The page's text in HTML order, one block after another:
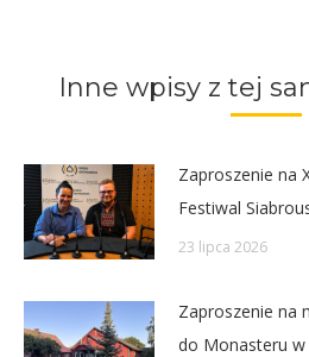
Inne wpisy z tej
Zaproszenie na
Festiwal
23 lipca 2026
Zaproszenie na
do Monasteru w